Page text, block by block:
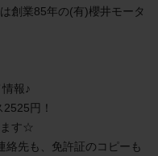
創業85年の(有)櫻井モータ
報♪
円！
ます☆
絡先も、免許証のコピーも